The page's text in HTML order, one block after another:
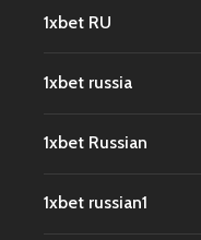
1xbet RU
1xbet russia
1xbet Russian
1xbet russian1